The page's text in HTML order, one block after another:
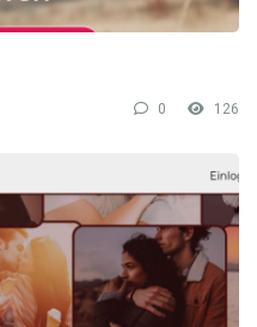
0 126